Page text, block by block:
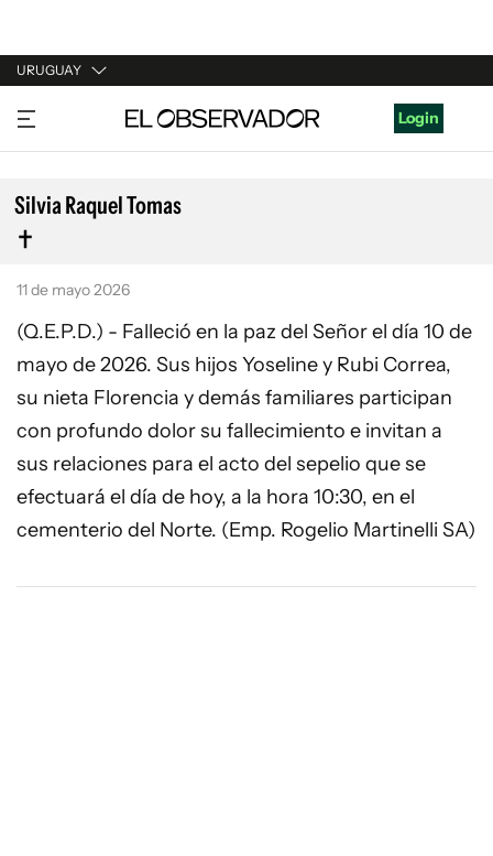
URUGUAY
URUGUAY
ARGENTINA
ESPAÑA
ESTADOS UNIDOS
Login
Silvia Raquel Tomas
11 de mayo 2026
(Q.E.P.D.) - Falleció en la paz del Señor el día 10 de
mayo de 2026. Sus hijos Yoseline y Rubi Correa,
su nieta Florencia y demás familiares participan
con profundo dolor su fallecimiento e invitan a
sus relaciones para el acto del sepelio que se
efectuará el día de hoy, a la hora 10:30, en el
cementerio del Norte. (Emp. Rogelio Martinelli SA)